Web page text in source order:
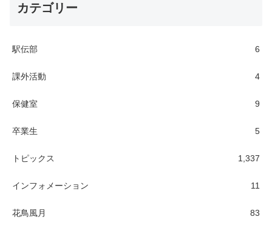
カテゴリー
駅伝部 6
課外活動 4
保健室 9
卒業生 5
トピックス 1,337
インフォメーション 11
花鳥風月 83